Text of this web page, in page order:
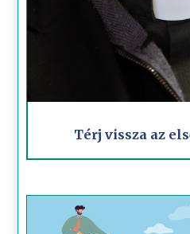
Térj vissza az